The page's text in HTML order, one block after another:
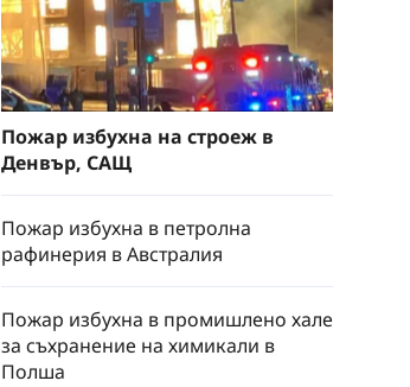
Пожар избухна на строеж в
Денвър, САЩ
Пожар избухна в петролна
рафинерия в Австралия
Пожар избухна в промишлено хале
за съхранение на химикали в
Полша